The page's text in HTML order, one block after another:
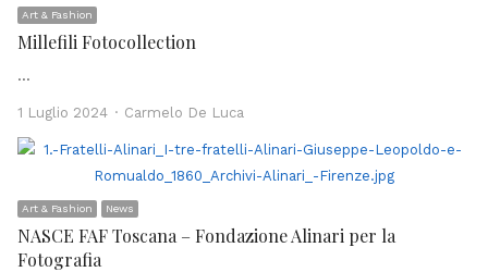
Art & Fashion
Millefili Fotocollection
…
1 Luglio 2024 Author
Carmelo De Luca
Art & Fashion News
NASCE FAF Toscana – Fondazione Alinari per la
Fotografia